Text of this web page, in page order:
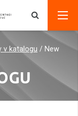
v katalogu / New